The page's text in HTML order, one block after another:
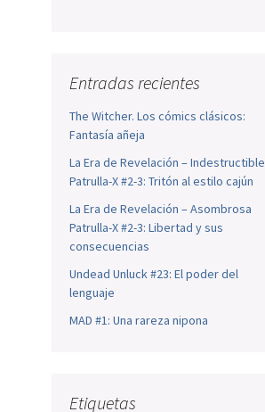
Entradas recientes
The Witcher. Los cómics clásicos:
Fantasía añeja
La Era de Revelación – Indestructible
Patrulla-X #2-3: Tritón al estilo cajún
La Era de Revelación – Asombrosa
Patrulla-X #2-3: Libertad y sus
consecuencias
Undead Unluck #23: El poder del
lenguaje
MAD #1: Una rareza nipona
Etiquetas